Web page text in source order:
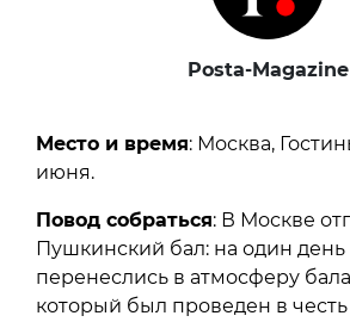
Posta-Magazine
Место и время: Москва,
июня.
Повод собраться: В Москве
Пушкинский бал: на один день
перенеслись в атмосферу бала
который был проведен в честь